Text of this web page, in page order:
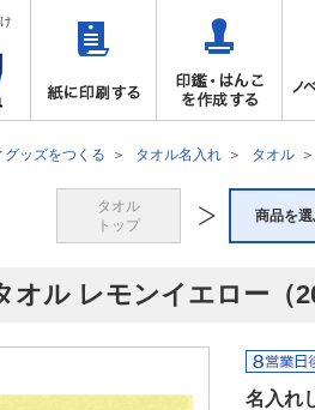
ッズをつくる タオル名入れ タオル
タオル
トップ
商品を
オル レモンイエロー（
名入れ